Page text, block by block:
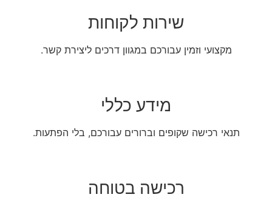
שירות לקוחות
מקצועי וזמין עבורכם במגוון דרכים ליצירת קשר.
מידע כללי
תנאי רכישה שקופים וברורים עבורכם, בלי הפתעות.
רכישה בטוחה